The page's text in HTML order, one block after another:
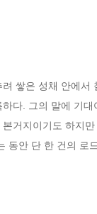
쌓은 성채 안에
다. 그의 말에 기
거지이기도 하지
동안 단 한 건의 로